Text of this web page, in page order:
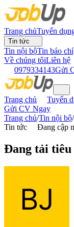
Trang chủTuyển
Tin tức
Tin nội bộTin báo
Về chúng tôiLiên hệ
0979334143Gửi
Trang chủ Tuyển
Gửi CV Ngay
Trang chủ/Tin nội bộ/
Tin tức
Đang cập
Đang tải tiêu